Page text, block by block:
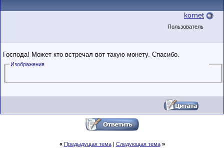
kornet
Пользователь
Господа! Может кто встречал вот такую монету. Спасибо.
Изображения
« Предыдущая тема| Следующая тема »